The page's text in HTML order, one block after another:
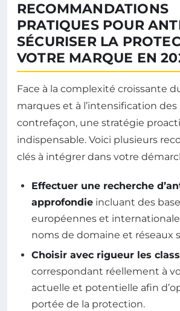
RECOMMANDATIONS
PRATIQUES POUR
SÉCURISER LA
VOTRE MARQUE EN
Face à la complexité croissante
marques et à l’intensification des
contrefaçon, une stratégie
indispensable. Voici plusieurs
clés à intégrer dans votre
Effectuer une recherche
approfondie incluant des
européennes et
noms de domaine et réseaux
Choisir avec rigueur les
correspondant réellement à
actuelle et potentielle afin
portée de la protection.